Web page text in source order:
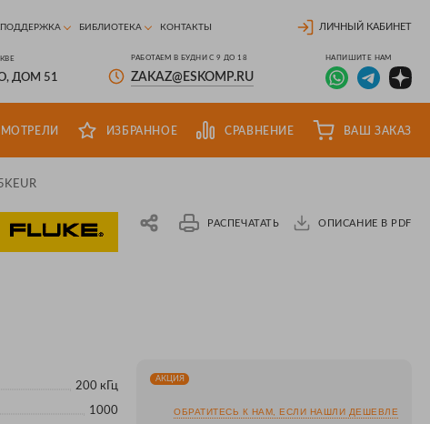
БИБЛИОТЕКА КОНТАКТЫ ЛИЧНЫЙ КАБИНЕТ
ДОМ 51
РАБОТАЕМ В БУДНИ С 9 ДО 18
ZAKAZ@ESKOMP.RU
НАПИШИТЕ НАМ
ИЗБРАННОЕ СРАВНЕНИЕ ВАШ ЗАКАЗ
РАСПЕЧАТАТЬ ОПИСАНИЕ В PDF
200 кГц
1000
АКЦИЯ
ОБРАТИТЕСЬ К НАМ, ЕСЛИ НАШЛИ ДЕШЕВЛЕ